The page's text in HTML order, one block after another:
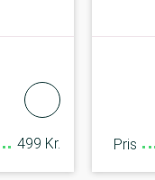
499 Kr. Pris